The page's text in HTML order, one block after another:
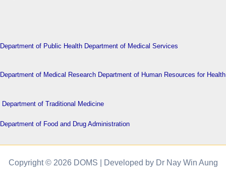
Department of Public Health Department of Medical Services
Department of Medical Research Department of Human Resources for Health
Department of Traditional Medicine
Department of Food and Drug Administration
Copyright © 2026 DOMS | Developed by Dr Nay Win Aung